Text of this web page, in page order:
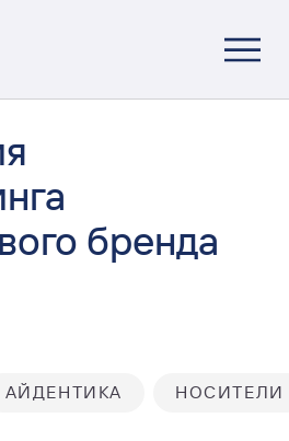
бренда
АЙДЕНТИКА НОСИТЕЛИ